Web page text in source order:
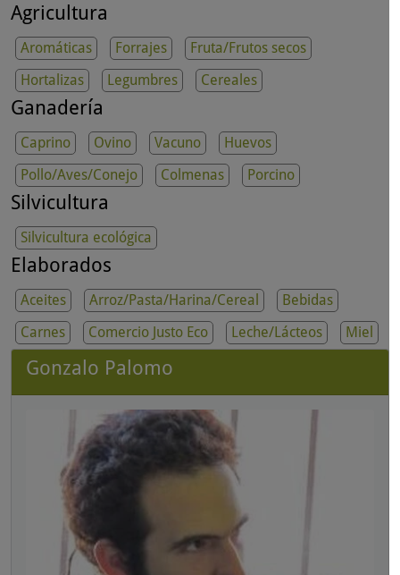
Agricultura
Aromáticas Forrajes
Fruta/Frutos secos
Hortalizas
Legumbres Cereales
Ganadería
Caprino Ovino Vacuno
Huevos
Pollo/Aves/Conejo
Colmenas Porcino
Silvicultura
Silvicultura ecológica
Elaborados
Aceites Arroz/Pasta/Harina/Cereal
Bebidas
Carnes
Comercio Justo Eco Leche/Lácteos Miel
Gonzalo Palomo